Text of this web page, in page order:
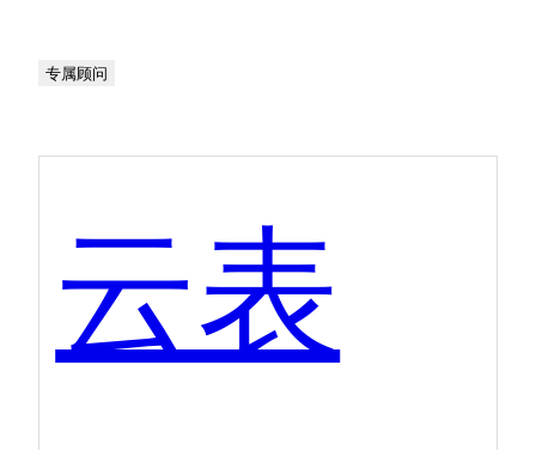
专属顾问
云表